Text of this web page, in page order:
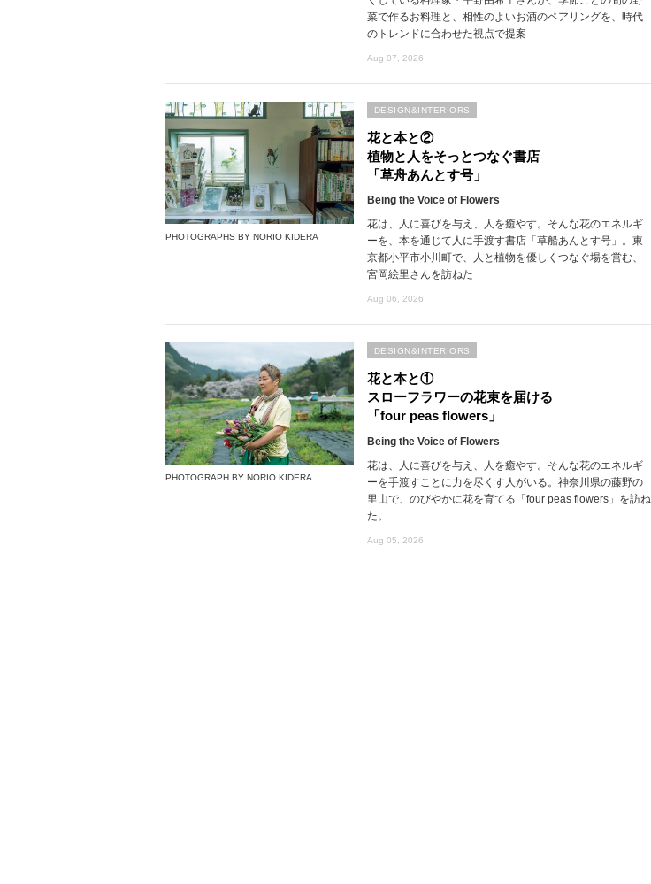
菜で作るお料理と、相性のよいお酒のペアリングを、時代
のトレンドに合わせた視点で提案
Aug 07, 2026
PHOTOGRAPHS BY NORIO KIDERA
花と本と②
植物と人をそっとつなぐ書店
「草舟あんとす号」
Being the Voice of Flowers
花は、人に喜びを与え、人を癒やす。そんな花のエネルギ
ーを、本を通じて人に手渡す書店「草船あんとす号」。東
京都小平市小川町で、人と植物を優しくつなぐ場を営む、
宮岡絵里さんを訪ねた
Aug 06, 2026
DESIGN&INTERIORS
PHOTOGRAPH BY NORIO KIDERA
花と本と①
スローフラワーの花束を届ける
「four peas flowers」
Being the Voice of Flowers
花は、人に喜びを与え、人を癒やす。そんな花のエネルギ
ーを手渡すことに力を尽くす人がいる。神奈川県の藤野の
里山で、のびやかに花を育てる「four peas flowers」を訪ね
た。
Aug 05, 2026
DESIGN&INTERIORS